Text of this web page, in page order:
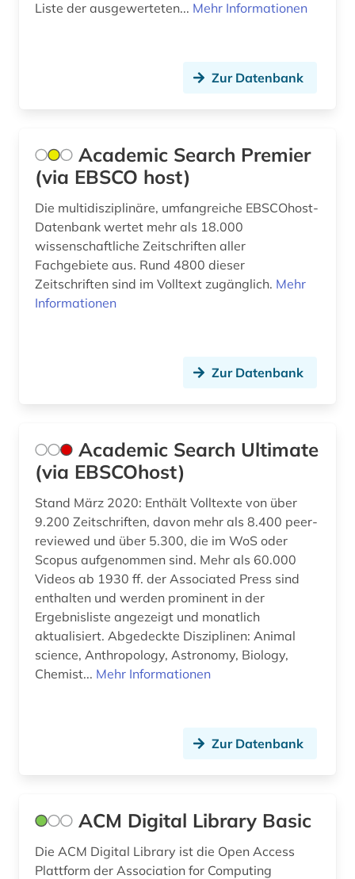
enzym (1)
erziehung (1)
eth zürich (1)
experimentelles design (1)
fachinformationsdienst (1)
folge <mathematik> (1)
formelsammlung (3)
forschung (1)
forstwissenschaft (1)
freie plattform (1)
förderpreis für deutsche wissenschaftler im g.
w. leibniz-programm (1)
generative ki (1)
geographie (1)
Liste der ausgewerteten... Mehr Informationen
Zur Datenbank
Academic Search Premier
(via EBSCO host)
Die multidisziplinäre, umfangreiche EBSCOhost-
Datenbank wertet mehr als 18.000
wissenschaftliche Zeitschriften aller
Fachgebiete aus. Rund 4800 dieser
Zeitschriften sind im Volltext zugänglich. Mehr
Informationen
Zur Datenbank
Academic Search Ultimate
(via EBSCOhost)
Stand März 2020: Enthält Volltexte von über
9.200 Zeitschriften, davon mehr als 8.400 peer-
reviewed und über 5.300, die im WoS oder
Scopus aufgenommen sind. Mehr als 60.000
Videos ab 1930 ff. der Associated Press sind
enthalten und werden prominent in der
Ergebnisliste angezeigt und monatlich
aktualisiert. Abgedeckte Disziplinen: Animal
science, Anthropology, Astronomy, Biology,
Chemist... Mehr Informationen
Zur Datenbank
ACM Digital Library Basic
Die ACM Digital Library ist die Open Access
Plattform der Association for Computing